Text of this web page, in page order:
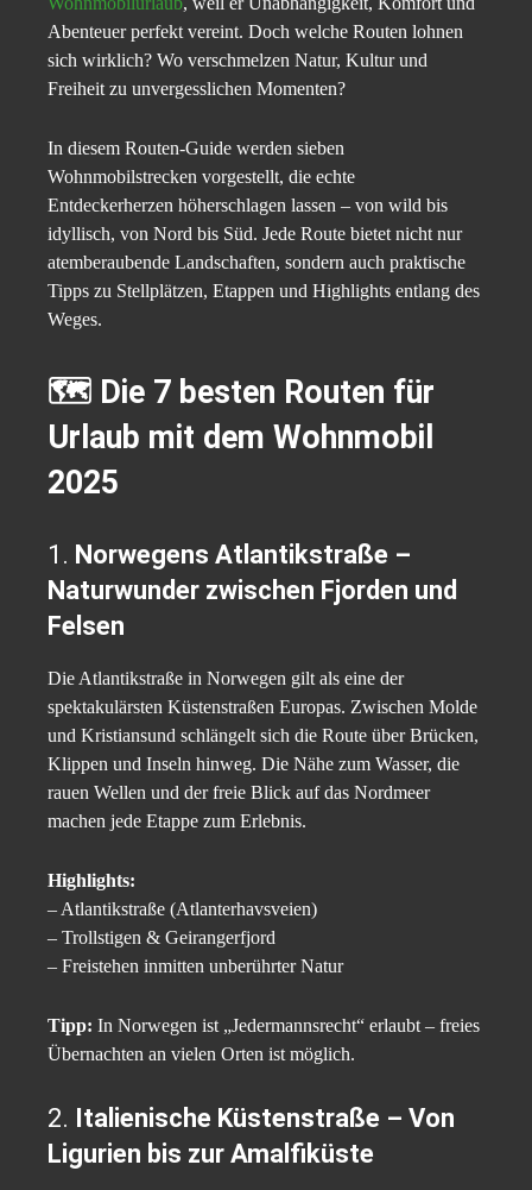
Abenteuer perfekt vereint. Doch welche Routen lohnen
sich wirklich? Wo verschmelzen Natur, Kultur und
Freiheit zu unvergesslichen Momenten?
In diesem Routen-Guide werden sieben
Wohnmobilstrecken vorgestellt, die echte
Entdeckerherzen höherschlagen lassen – von wild bis
idyllisch, von Nord bis Süd. Jede Route bietet nicht nur
atemberaubende Landschaften, sondern auch praktische
Tipps zu Stellplätzen, Etappen und Highlights entlang des
Weges.
🗺️ Die 7 besten Routen für
Urlaub mit dem Wohnmobil
2025
1. Norwegens Atlantikstraße –
Naturwunder zwischen Fjorden und
Felsen
Die Atlantikstraße in Norwegen gilt als eine der
spektakulärsten Küstenstraßen Europas. Zwischen Molde
und Kristiansund schlängelt sich die Route über Brücken,
Klippen und Inseln hinweg. Die Nähe zum Wasser, die
rauen Wellen und der freie Blick auf das Nordmeer
machen jede Etappe zum Erlebnis.
Highlights:
– Atlantikstraße (Atlanterhavsveien)
– Trollstigen & Geirangerfjord
– Freistehen inmitten unberührter Natur
Tipp: In Norwegen ist „Jedermannsrecht“ erlaubt – freies
Übernachten an vielen Orten ist möglich.
2. Italienische Küstenstraße – Von
Ligurien bis zur Amalfiküste